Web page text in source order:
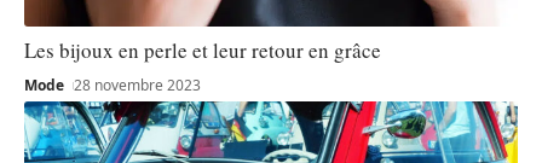
Les bijoux en perle et leur retour en grâce
Mode 28 novembre 2023